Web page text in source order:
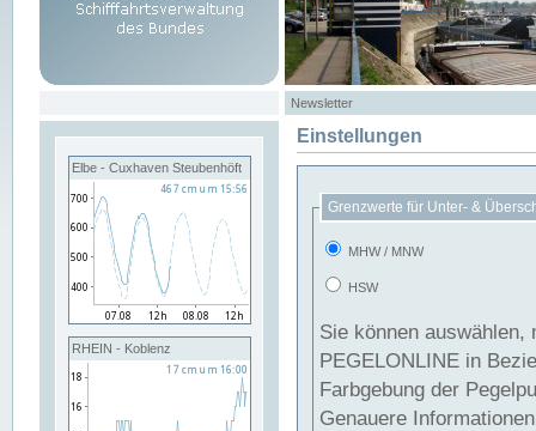
Newsletter
Elbe - Cuxhaven Steubenhöft
RHEIN - Koblenz
Einstellungen
Grenzwerte für Unter- &
MHW / MNW
HSW
Sie können
PEGELONLINE in Beziehung
Farbgebung der
Genauere